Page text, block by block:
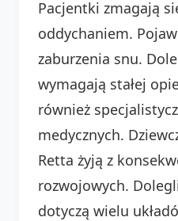
Pacjentki zmagają
oddychaniem.
zaburzenia snu.
wymagają stałej
również
medycznych.
Retta żyją z
rozwojowych.
dotyczą wielu